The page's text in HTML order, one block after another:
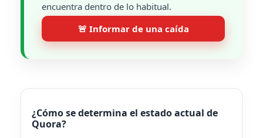
encuentra dentro de lo habitual.
🚨 Informar de una caída
¿Cómo se determina el estado actual de
Quora?